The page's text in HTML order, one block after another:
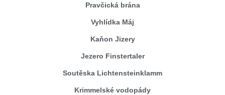
Pravčická brána
Vyhlídka Máj
Kaňon Jizery
Jezero Finstertaler
Soutěska Lichtensteinklamm
Krimmelské vodopády